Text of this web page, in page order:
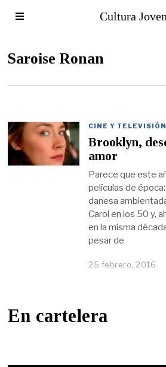
Cultura Joven
Saroise Ronan
CINE Y TELEVISIÓN
Brooklyn,
amor
Parece que este
películas de
danesa
Carol en los 50 y,
en la misma
pesar de
25 febrero, 2016
En cartelera